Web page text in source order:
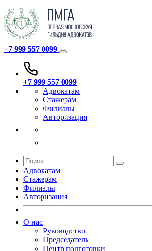
+7 999 557 0099
+7 999 557 0099
Адвокатам
Стажерам
Филиалы
Авторизация
Адвокатам
Стажерам
Филиалы
Авторизация
О нас
Руководство
Председатель
Центр подготовки